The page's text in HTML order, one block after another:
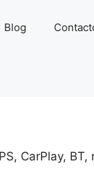
Blog
CarPlay,